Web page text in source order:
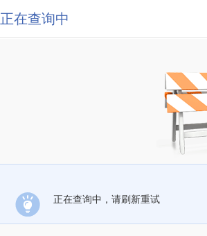
正在查询中
正在查询中，请刷新重试